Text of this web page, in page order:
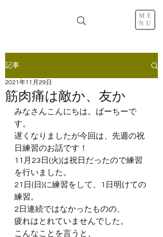
ME
NU
記事
筋肉痛は敵か、友か
2021年11月29日
みなさんこんにちは。ばーちーで
す。
遅くなりましたが今回は、先週の祝
日練習のお話です！
11月23日(火)は祝日だったので練習
を行いました。
21日(日)に練習をして、1日明けての
練習。
2日連続ではなかったものの、
疲れはとれていませんでした。
こんなことを言うと、